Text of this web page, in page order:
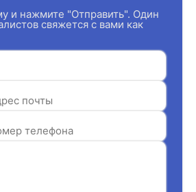
и нажмите "Отправить". Один
свяжется с вами как